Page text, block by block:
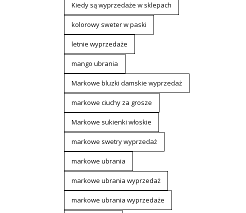
Kiedy są wyprzedaże w sklepach
kolorowy sweter w paski
letnie wyprzedaże
mango ubrania
Markowe bluzki damskie wyprzedaż
markowe ciuchy za grosze
Markowe sukienki włoskie
markowe swetry wyprzedaż
markowe ubrania
markowe ubrania wyprzedaż
markowe ubrania wyprzedaże